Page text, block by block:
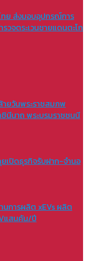
ย ส่งมอบอุปกรณ์การ
วจตระเวนชายแดนตะโก
ายวันพระราชสมภพ
ชินีนาถ พระบรมราชชนนี
ยเปิดธุรกิจรับฝาก-จำนอ
นการผลิต xEVs ผลิต
แสนคัน/ปี